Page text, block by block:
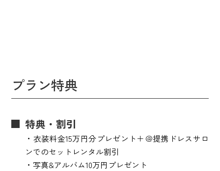
プラン特典
特典・割引
・衣装料金15万円分プレゼント＋＠提携ドレスサロ
ンでのセットレンタル割引
・写真&アルバム10万円プレゼント